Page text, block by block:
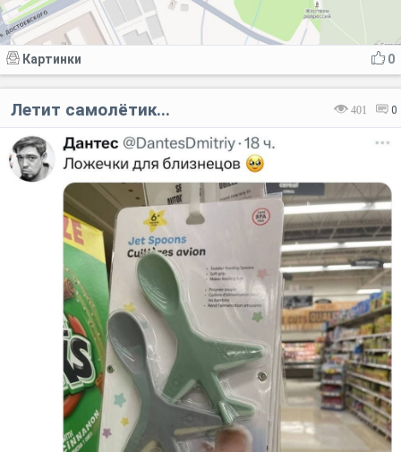
0
Картинки
401 0
Летит самолётик...